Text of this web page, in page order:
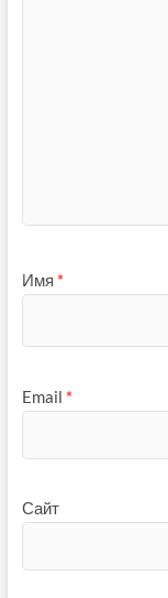
Имя *
Email *
Сайт